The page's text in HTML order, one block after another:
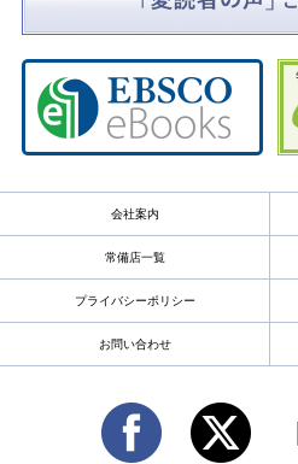
会社案内
常備店一覧
プライバシーポリシー
お問い合わせ